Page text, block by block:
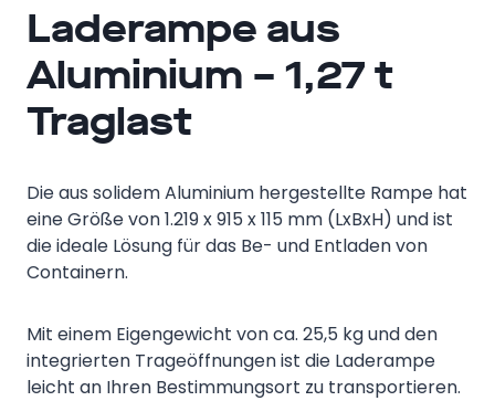
Laderampe aus
Aluminium – 1,27 t
Traglast
Die aus solidem Aluminium hergestellte Rampe hat
eine Größe von 1.219 x 915 x 115 mm (LxBxH) und ist
die ideale Lösung für das Be- und Entladen von
Containern.
Mit einem Eigengewicht von ca. 25,5 kg und den
integrierten Trageöffnungen ist die Laderampe
leicht an Ihren Bestimmungsort zu transportieren.